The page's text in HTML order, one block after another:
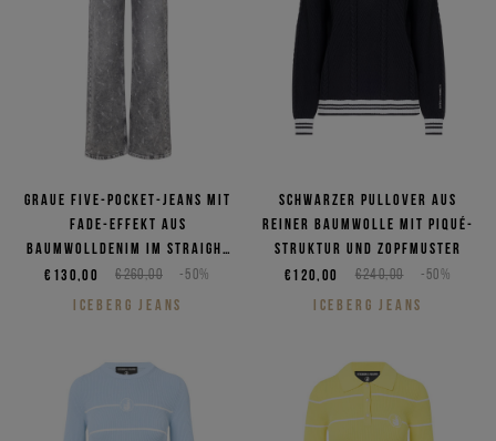
Graue Five-Pocket-Jeans mit
Fade-Effekt aus
Baumwolldenim im Straight
Fit
€260,00 -50%
€130,00
ICEBERG JEANS
Schwarzer Pullover aus
reiner Baumwolle mit Piqué-
Struktur und Zopfmuster
€240,00 -50%
€120,00
ICEBERG JEANS